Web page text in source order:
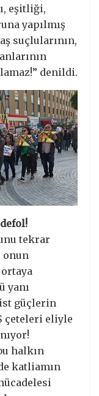
eşitliği,
yapılmış
suçlularının,
denildi.
tekrar
onun
yanı
güçlerin
çeteleri eliyle
halkın
katliamın